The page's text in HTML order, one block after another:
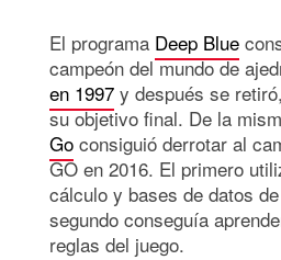
El programa Deep Blue
campeón del mundo de
en 1997 y después se
su objetivo final. De la
Go consiguió derrotar al
GO en 2016. El primero
cálculo y bases de datos
segundo conseguía
reglas del juego.